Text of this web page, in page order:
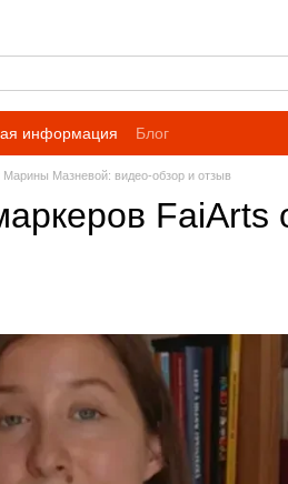
информация Блог
Мазневой: видео-обзор и отзыв